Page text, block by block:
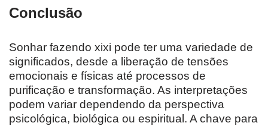
Conclusão
Sonhar fazendo xixi pode ter uma variedade de
significados, desde a liberação de tensões
emocionais e físicas até processos de
purificação e transformação. As interpretações
podem variar dependendo da perspectiva
psicológica, biológica ou espiritual. A chave para